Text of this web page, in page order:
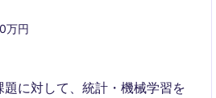
万円
に対して、統計・機械学習を